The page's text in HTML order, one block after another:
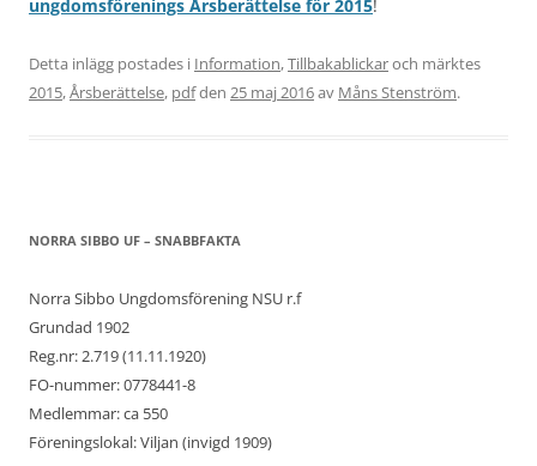
ungdomsförenings Årsberättelse för 2015!
Detta inlägg postades i Information,Tillbakablickaroch märktes
2015,Årsberättelse, pdfden 25 maj 2016av Måns Stenström.
NORRA SIBBO UF – SNABBFAKTA
Norra Sibbo Ungdomsförening NSU r.f
Grundad 1902
Reg.nr: 2.719 (11.11.1920)
FO-nummer: 0778441-8
Medlemmar: ca 550
Föreningslokal: Viljan (invigd 1909)